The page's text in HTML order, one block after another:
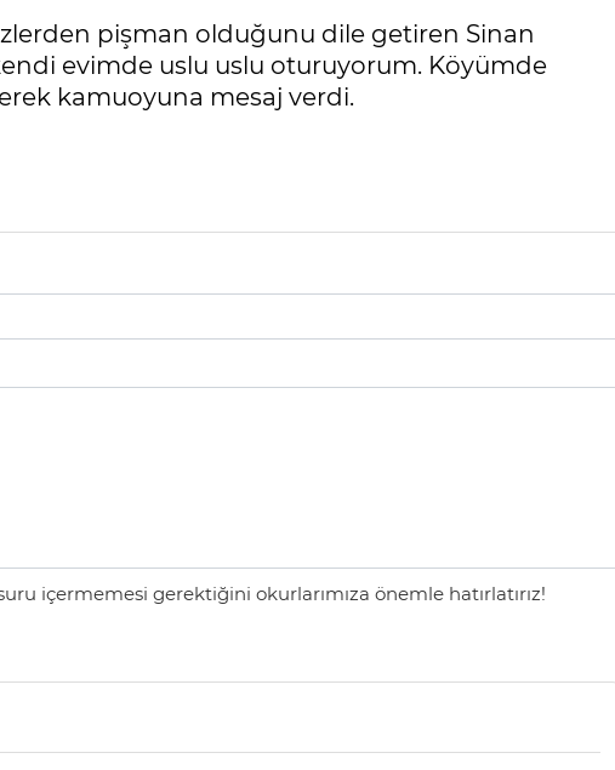
pişman olduğunu dile getiren Sinan
evimde uslu uslu oturuyorum. Köyümde
kamuoyuna mesaj verdi.
içermemesi gerektiğini okurlarımıza önemle hatırlatırız!